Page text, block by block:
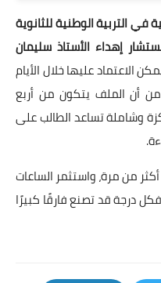
التربية الوطنية للثانوية
إهداء الأستاذ سليمان
الاعتماد عليها خلال الأيام
من أن الملف يتكون من أربع
وشاملة تساعد الطالب على
من مرة، واستثمر الساعات
درجة قد تصنع فارقًا كبيرًا